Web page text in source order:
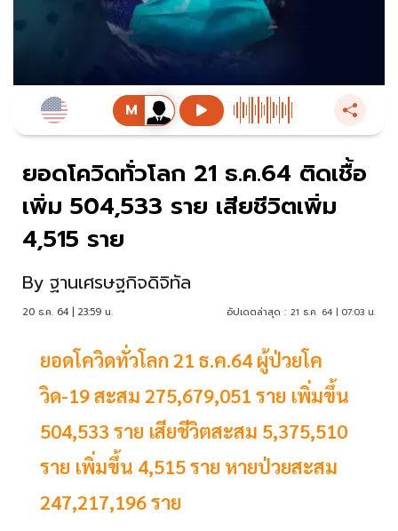
ยอดโควิดทั่วโลก 21 ธ.ค.64 ติดเชื้อ
เพิ่ม 504,533 ราย เสียชีวิตเพิ่ม
4,515 ราย
By ฐานเศรษฐกิจดิจิทัล
20 ธ.ค. 64 | 23:59 น. อัปเดตล่าสุด : 21 ธ.ค. 64 | 07:03 น.
ยอดโควิดทั่วโลก 21 ธ.ค.64 ผู้ป่วยโค
วิด-19 สะสม 275,679,051 ราย เพิ่มขึ้น
504,533 ราย เสียชีวิตสะสม 5,375,510
ราย เพิ่มขึ้น 4,515 ราย หายป่วยสะสม
247,217,196 ราย